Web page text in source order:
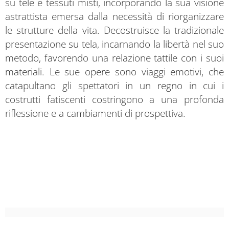
astrattista emersa dalla necessità di riorganizzare
le strutture della vita. Decostruisce la tradizionale
presentazione su tela, incarnando la libertà nel suo
metodo, favorendo una relazione tattile con i suoi
materiali. Le sue opere sono viaggi emotivi, che
catapultano gli spettatori in un regno in cui i
costrutti fatiscenti costringono a una profonda
riflessione e a cambiamenti di prospettiva.